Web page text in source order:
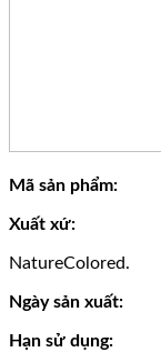
Mã sản phẩm:
Xuất xứ:
NatureColored.
Ngày sản xuất:
Hạn sử dụng: